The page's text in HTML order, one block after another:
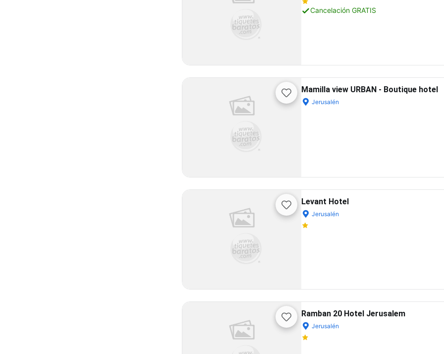
Cancelación GRATIS
Mamilla view URBAN - Boutique hotel
Jerusalén
Levant Hotel
Jerusalén
Ramban 20 Hotel Jerusalem
Jerusalén